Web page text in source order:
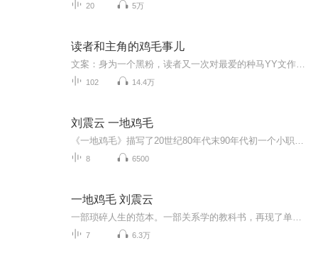
20 5万
读者和主角的鸡毛事儿
102 14.4万
刘震云 一地鸡毛
8 6500
一地鸡毛 刘震云
7 6.3万